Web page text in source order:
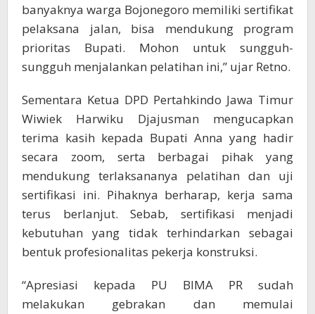
banyaknya warga Bojonegoro memiliki sertifikat
pelaksana jalan, bisa mendukung program
prioritas Bupati. Mohon untuk sungguh-
sungguh menjalankan pelatihan ini,” ujar Retno.
Sementara Ketua DPD Pertahkindo Jawa Timur
Wiwiek Harwiku Djajusman mengucapkan
terima kasih kepada Bupati Anna yang hadir
secara zoom, serta berbagai pihak yang
mendukung terlaksananya pelatihan dan uji
sertifikasi ini. Pihaknya berharap, kerja sama
terus berlanjut. Sebab, sertifikasi menjadi
kebutuhan yang tidak terhindarkan sebagai
bentuk profesionalitas pekerja konstruksi.
“Apresiasi kepada PU BIMA PR sudah
melakukan gebrakan dan memulai